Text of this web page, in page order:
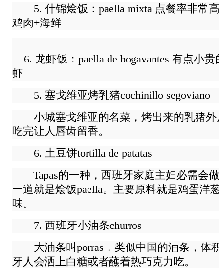
5. 什锦烩饭：paella mixta 点餐率非常高
鸡肉+海鲜
6. 龙虾饭：paella de bogavantes 有点小
虾
5. 塞戈维亚烤乳猪cochinillo segoviano
小城塞戈维亚的名菜，烤出来的乳猪外
吃完让人唇齿留香。
6. 土豆饼tortilla de patatas
Tapas的一种，西班牙家庭主妇必需会
一道就是烩饭paella。主要原料就是鸡蛋洋
味。
7. 西班牙小油条churros
大油条叫porras，类似中国的油条，体
牙人会洒上白糖或者蘸着热巧克力吃。